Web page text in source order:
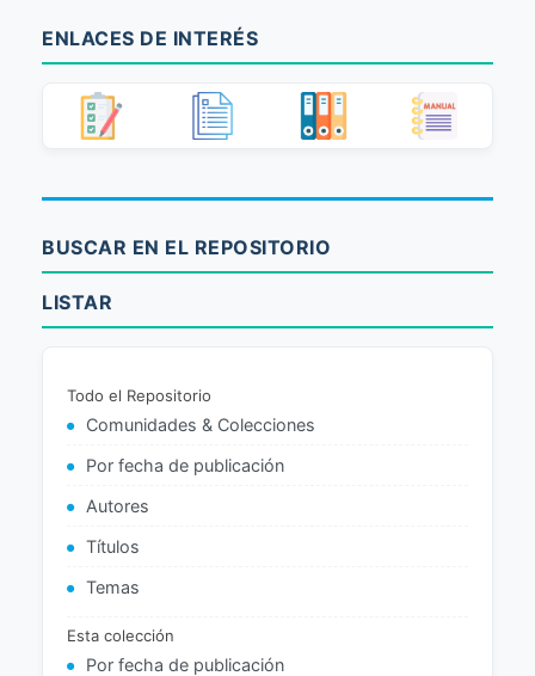
ENLACES DE INTERÉS
BUSCAR EN EL REPOSITORIO
LISTAR
Todo el Repositorio
Comunidades & Colecciones
Por fecha de publicación
Autores
Títulos
Temas
Esta colección
Por fecha de publicación